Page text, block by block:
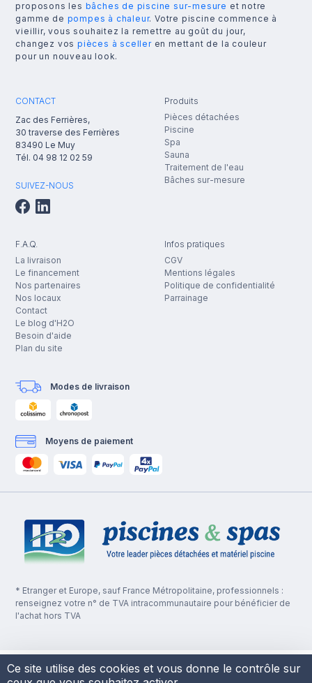
proposons les bâches de piscine sur-mesure et notre
gamme de pompes à chaleur. Votre piscine commence à
vieillir, vous souhaitez la remettre au goût du jour,
changez vos pièces à scelleren mettant de la couleur
pour un nouveau look.
CONTACT
Zac des Ferrières,
30 traverse des Ferrières
83490 Le Muy
Tél. 04 98 12 02 59
SUIVEZ-NOUS
Produits
Pièces détachées
Piscine
Spa
Sauna
Traitement de l'eau
Bâches sur-mesure
F.A.Q.
La livraison
Le financement
Nos partenaires
Nos locaux
Contact
Le blog d'H2O
Besoin d'aide
Plan du site
Infos pratiques
CGV
Mentions légales
Politique de confidentialité
Parrainage
Modes de livraison
Moyens de paiement
* Etranger et Europe, sauf France Métropolitaine, professionnels :
renseignez votre n° de TVA intracommunautaire pour bénéficier de
l'achat hors TVA
Ce site utilise des cookies et vous donne le contrôle sur